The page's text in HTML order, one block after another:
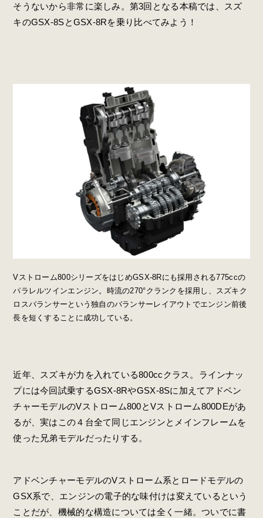
そうないから非常に楽しみ。第3回となる本稿では、スズ
キのGSX-8SとGSX-8Rを乗り比べてみよう！
Vストローム800シリーズをはじめGSX-8Rにも採用される775ccの
パラレルツインエンジン。時流の270°クランクを採用し、スズキク
ロスバランサーという独自のバランサーレイアウトでエンジン前後
長を短くすることに成功している。
近年、スズキが力を入れている800ccクラス。ラインナッ
プには今回試乗するGSX-8RやGSX-8Sに加えてアドベン
チャーモデルのVストローム800とVストローム800DEがあ
るが、実はこの４台全て同じエンジンとメインフレームを
使った兄弟モデルだったりする。
アドベンチャーモデルのVストローム系とロードモデルの
GSX系で、エンジンの電子的な味付けは変えているという
ことだが、機械的な構造については全く一緒。ついでに書